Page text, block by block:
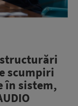
scumpiri
în sistem,